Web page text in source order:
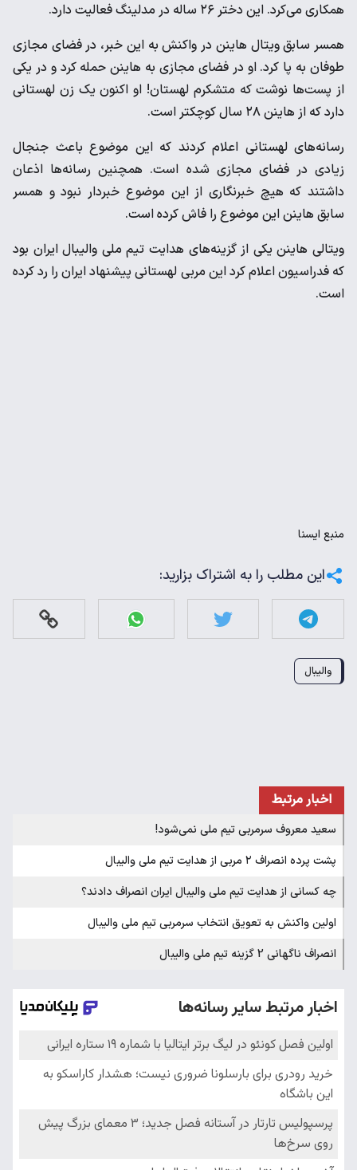
همکاری می‌کرد. این دختر ۲۶ ساله در مدلینگ فعالیت دارد.
همسر سابق ویتال هاینن در واکنش به این خبر، در فضای مجازی
طوفان به پا کرد. او در فضای مجازی به هاینن حمله کرد و در یکی
از پست‌ها نوشت که متشکرم لهستان! او اکنون یک زن لهستانی
دارد که از هاینن ۲۸ سال کوچکتر است.
رسانه‌های لهستانی اعلام کردند که این موضوع باعث جنجال
زیادی در فضای مجازی شده است. همچنین رسانه‌ها اذعان
داشتند که هیچ خبرنگاری از این موضوع خبردار نبود و همسر
سابق هاینن این موضوع را فاش کرده است.
ویتالی هاینن یکی از گزینه‌های هدایت تیم ملی والیبال ایران بود
که فدراسیون اعلام کرد این مربی لهستانی پیشنهاد ایران را رد کرده
است.
منبع ايسنا
این مطلب را به اشتراک بزارید:
والیبال
اخبار مرتبط
سعید معروف سرمربی تیم ملی نمی‌شود!
پشت پرده انصراف ۲ مربی از هدایت تیم ملی والیبال
چه کسانی از هدایت تیم ملی والیبال ایران انصراف دادند؟
اولین واکنش به تعویق انتخاب سرمربی تیم ملی والیبال
انصراف ناگهانی 2 گزینه تیم ملی والیبال